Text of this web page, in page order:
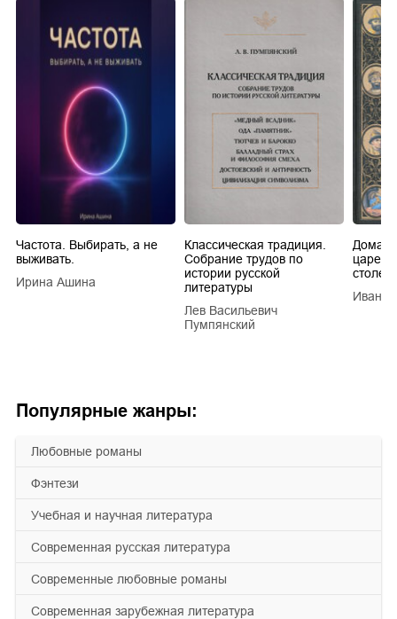
Популярные жанры:
любовные романы
фэнтези
учебная и научная литература
современная русская литература
современные любовные романы
современная зарубежная литература
Частота. Выбирать, а не
выживать.
Ирина Ашина
Классическая традиция.
Собрание трудов по
истории русской
литературы
Лев Васильевич
Пумпянский
царей
Иван